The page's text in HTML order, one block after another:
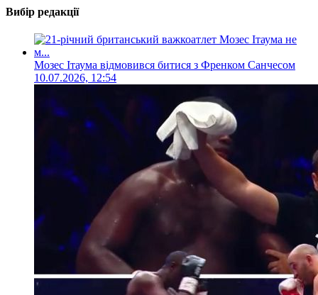
Вибір редакції
Мозес Ітаума відмовився битися з Френком Санчесом
10.07.2026, 12:54